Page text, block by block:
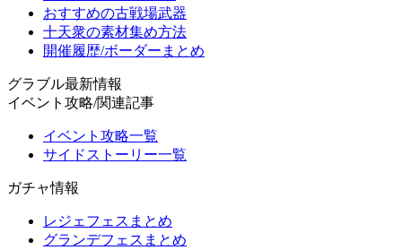
おすすめの古戦場武器
十天衆の素材集め方法
開催履歴/ボーダーまとめ
グラブル最新情報
イベント攻略/関連記事
イベント攻略一覧
サイドストーリー一覧
ガチャ情報
レジェフェスまとめ
グランデフェスまとめ